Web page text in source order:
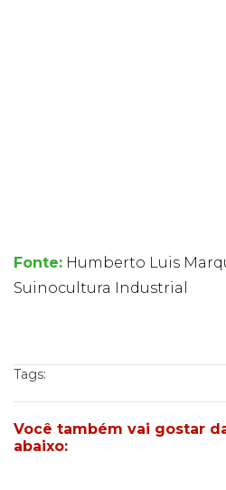
Fonte: Humberto Luis
Suinocultura Industrial
Tags:
Você também vai gostar
abaixo: